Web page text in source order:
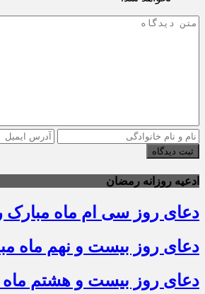
ثبت دیدگاه
ادعیه روزانه رمضان
دعای روز سی ام ماه
دعای روز بیست و نهم ماه
دعای روز بیست و هشتم